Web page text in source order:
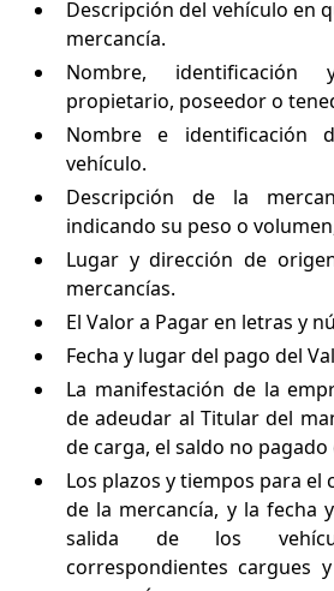
Descripción del vehículo en
mercancía.
Nombre,
propietario, poseedor o
Nombre e identificación
vehículo.
Descripción de la
indicando su peso o
Lugar y dirección de
mercancías.
El Valor a Pagar en letras y
Fecha y lugar del pago del
La manifestación de la
de adeudar al Titular del
de carga, el saldo no pagado
Los plazos y tiempos para el
de la mercancía, y la fecha
salida de los
correspondientes cargues